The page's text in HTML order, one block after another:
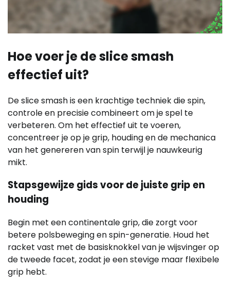
Hoe voer je de slice smash
effectief uit?
De slice smash is een krachtige techniek die spin,
controle en precisie combineert om je spel te
verbeteren. Om het effectief uit te voeren,
concentreer je op je grip, houding en de mechanica
van het genereren van spin terwijl je nauwkeurig
mikt.
Stapsgewijze gids voor de juiste grip en
houding
Begin met een continentale grip, die zorgt voor
betere polsbeweging en spin-generatie. Houd het
racket vast met de basisknokkel van je wijsvinger op
de tweede facet, zodat je een stevige maar flexibele
grip hebt.